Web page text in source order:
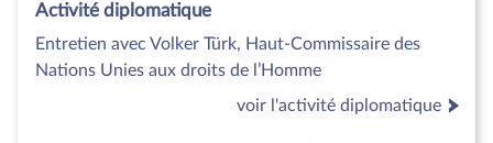
Activité diplomatique
Entretien avec Volker Türk, Haut-Commissaire des
Nations Unies aux droits de l’Homme
voir l'activité diplomatique